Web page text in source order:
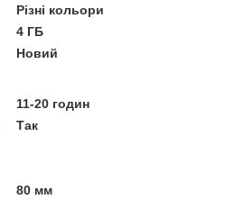
Різні кольори
4 ГБ
Новий
11-20 годин
Так
80 мм